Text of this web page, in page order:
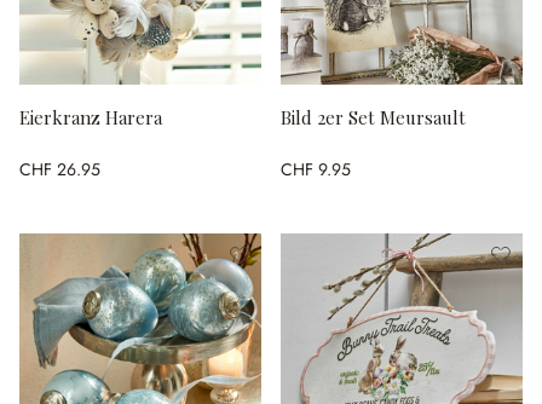
Eierkranz Harera
CHF 26.95
Bild 2er Set Meursault
CHF 9.95